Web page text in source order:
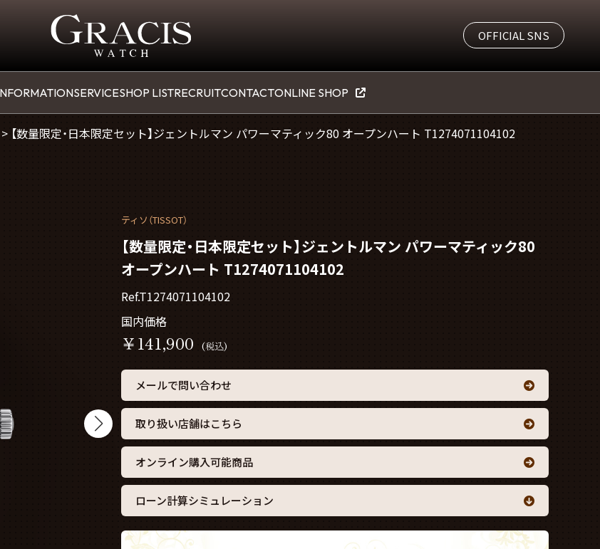
OFFICIAL SNS
SERVICESHOP LISTRECRUITCONTACTONLINE SHOP
> 【数量限定・日本限定セット】ジェントルマン パワーマティック80 オープンハート T1274071104102
ティソ（TISSOT）
【数量限定・日本限定セット】ジェントルマン パワーマティック80
オープンハート T1274071104102
Ref.T1274071104102
国内価格
￥141,900 (税込)
メールで問い合わせ
取り扱い店舗はこちら
オンライン購入可能商品
ローン計算シミュレーション